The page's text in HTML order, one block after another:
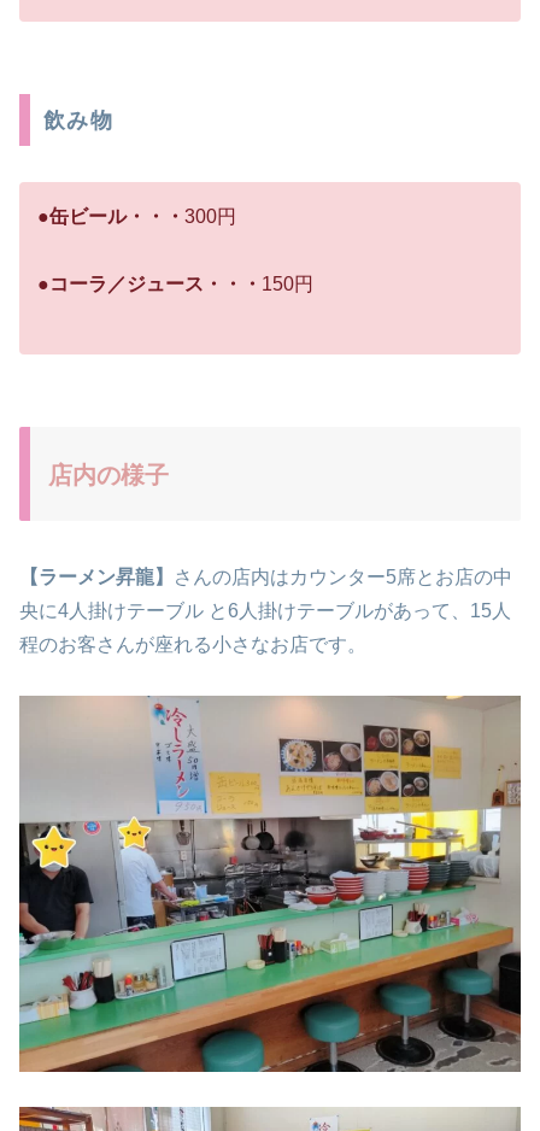
飲み物
●缶ビール・・・ 300円
●コーラ／ジュース・・・ 150円
店内の様子
【ラーメン昇龍】
さんの店内はカウンター5席とお店の中
央に4人掛けテーブル と6人掛けテーブルがあって、15人
程のお客さんが座れる小さなお店です。